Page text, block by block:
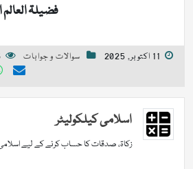
فضیلۃ
11 اکتوبر, 2025 سوالات و جوابات
اسلامی کیلکولیٹر
زکاۃ، صدقات کا حساب کرنے کے لیے